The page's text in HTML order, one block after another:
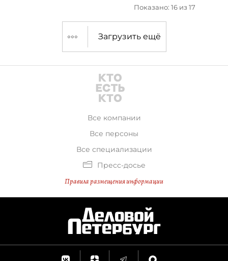
рублей. Другие москвичи тоже
Показано: 16 из 17
Загрузить ещё
Все компании
Все персоны
Все специализации
Пресс-досье
Правила размещения информации